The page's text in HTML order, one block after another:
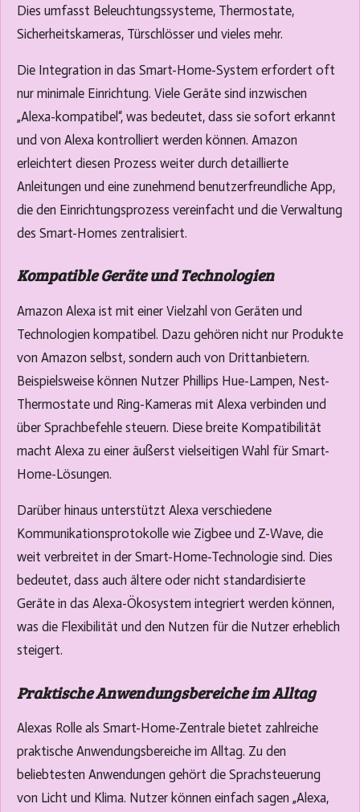
Dies umfasst Beleuchtungssysteme, Thermostate,
Sicherheitskameras, Türschlösser und vieles mehr.
Die Integration in das Smart-Home-System erfordert oft
nur minimale Einrichtung. Viele Geräte sind inzwischen
„Alexa-kompatibel“, was bedeutet, dass sie sofort erkannt
und von Alexa kontrolliert werden können. Amazon
erleichtert diesen Prozess weiter durch detaillierte
Anleitungen und eine zunehmend benutzerfreundliche App,
die den Einrichtungsprozess vereinfacht und die Verwaltung
des Smart-Homes zentralisiert.
Kompatible Geräte und Technologien
Amazon Alexa ist mit einer Vielzahl von Geräten und
Technologien kompatibel. Dazu gehören nicht nur Produkte
von Amazon selbst, sondern auch von Drittanbietern.
Beispielsweise können Nutzer Phillips Hue-Lampen, Nest-
Thermostate und Ring-Kameras mit Alexa verbinden und
über Sprachbefehle steuern. Diese breite Kompatibilität
macht Alexa zu einer äußerst vielseitigen Wahl für Smart-
Home-Lösungen.
Darüber hinaus unterstützt Alexa verschiedene
Kommunikationsprotokolle wie Zigbee und Z-Wave, die
weit verbreitet in der Smart-Home-Technologie sind. Dies
bedeutet, dass auch ältere oder nicht standardisierte
Geräte in das Alexa-Ökosystem integriert werden können,
was die Flexibilität und den Nutzen für die Nutzer erheblich
steigert.
Praktische Anwendungsbereiche im Alltag
Alexas Rolle als Smart-Home-Zentrale bietet zahlreiche
praktische Anwendungsbereiche im Alltag. Zu den
beliebtesten Anwendungen gehört die Sprachsteuerung
von Licht und Klima. Nutzer können einfach sagen „Alexa,